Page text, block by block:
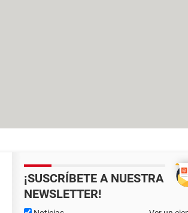
¡SUSCRÍBETE A NUESTRA
NEWSLETTER!